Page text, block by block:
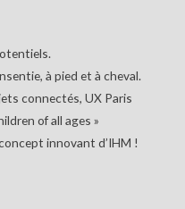
à pied et à cheval.
connectés, UX Paris
of all ages »
innovant d’IHM !